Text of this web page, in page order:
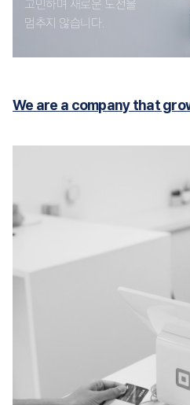
고민하며 새로운 도전을
멈추지 않습니다.
We are a company that